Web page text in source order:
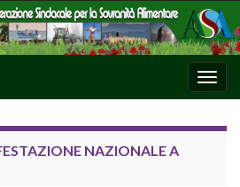
NAZIONALE A